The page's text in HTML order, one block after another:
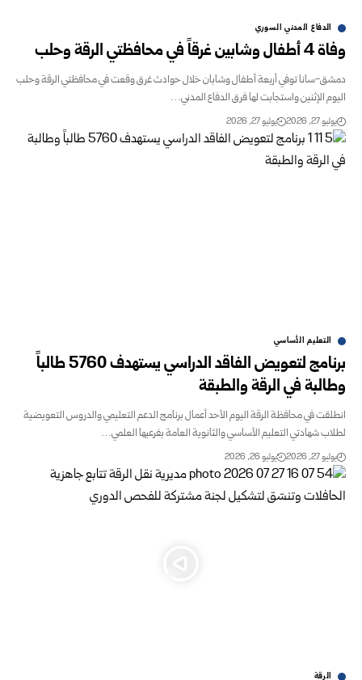
الدفاع المدني السوري
وفاة 4 أطفال وشابين غرقاً في محافظتي الرقة وحلب
دمشق-سانا توفي أربعة أطفال وشابان خلال حوادث غرق وقعت في ‏محافظتي الرقة وحلب
اليوم الإثنين واستجابت لها فرق ‏الدفاع المدني…
يوليو 27, 2026 يوليو 27, 2026
التعليم الأساسي
برنامج لتعويض الفاقد الدراسي يستهدف 5760 طالباً
وطالبة في الرقة والطبقة
انطلقت في محافظة الرقة اليوم الأحد أعمال برنامج الدعم التعليمي والدروس التعويضية
لطلاب شهادتي التعليم الأساسي والثانوية العامة بفرعيها العلمي…
يوليو 27, 2026 يوليو 26, 2026
الرقة